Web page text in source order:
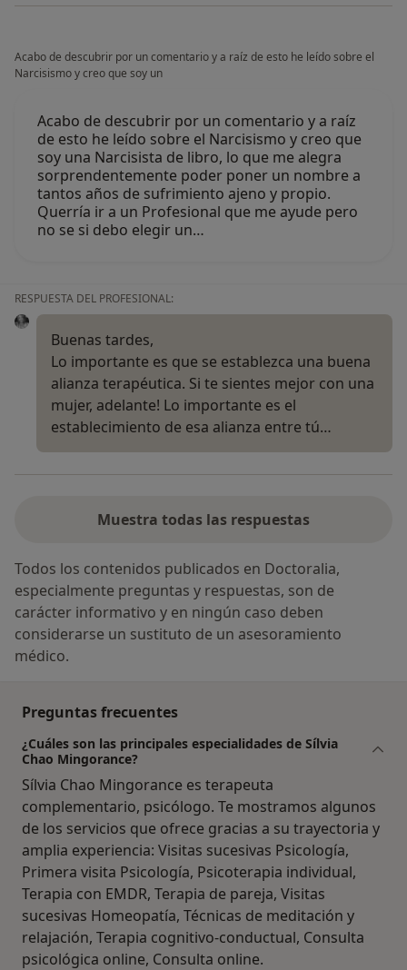
Acabo de descubrir por un comentario y a raíz de esto he leído sobre el
Narcisismo y creo que soy un
Acabo de descubrir por un comentario y a raíz
de esto he leído sobre el Narcisismo y creo que
soy una Narcisista de libro, lo que me alegra
sorprendentemente poder poner un nombre a
tantos años de sufrimiento ajeno y propio.
Querría ir a un Profesional que me ayude pero
no se si debo elegir un…
RESPUESTA DEL PROFESIONAL:
Buenas tardes,
Lo importante es que se establezca una buena
alianza terapéutica. Si te sientes mejor con una
mujer, adelante! Lo importante es el
establecimiento de esa alianza entre tú…
Muestra todas las respuestas
Todos los contenidos publicados en Doctoralia,
especialmente preguntas y respuestas, son de
carácter informativo y en ningún caso deben
considerarse un sustituto de un asesoramiento
médico.
Preguntas frecuentes
¿Cuáles son las principales especialidades de Sílvia
Chao Mingorance?
Sílvia Chao Mingorance es terapeuta
complementario, psicólogo. Te mostramos algunos
de los servicios que ofrece gracias a su trayectoria y
amplia experiencia: Visitas sucesivas Psicología,
Primera visita Psicología, Psicoterapia individual,
Terapia con EMDR, Terapia de pareja, Visitas
sucesivas Homeopatía, Técnicas de meditación y
relajación, Terapia cognitivo-conductual, Consulta
psicológica online, Consulta online.